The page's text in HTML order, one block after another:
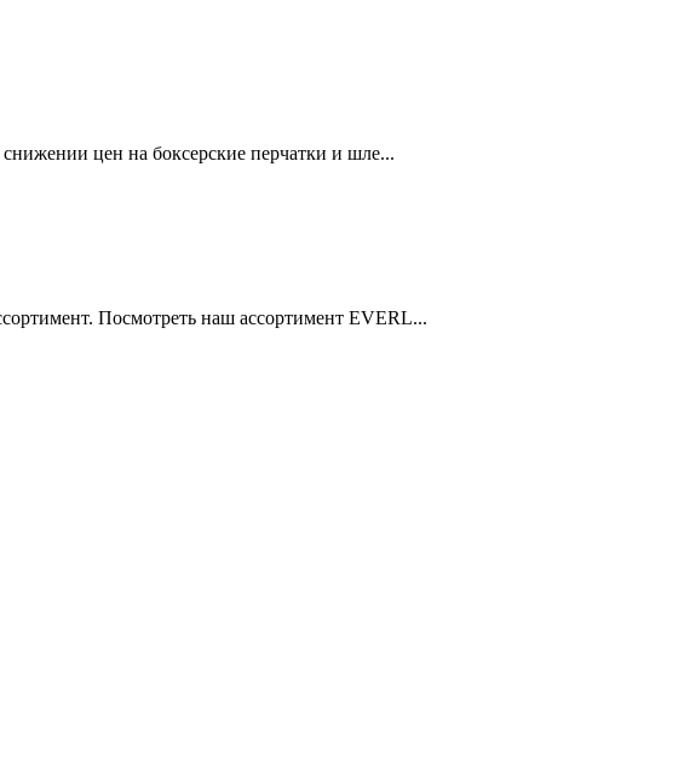
цен на боксерские перчатки и шле...
Посмотреть наш ассортимент EVERL...